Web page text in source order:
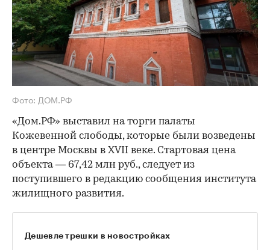
Фото: ДОМ.РФ
«Дом.РФ» выставил на торги палаты
Кожевенной слободы, которые были возведены
в центре Москвы в XVII веке. Стартовая цена
объекта — 67,42 млн руб., следует из
поступившего в редакцию сообщения института
жилищного развития.
Дешевле трешки в новостройках